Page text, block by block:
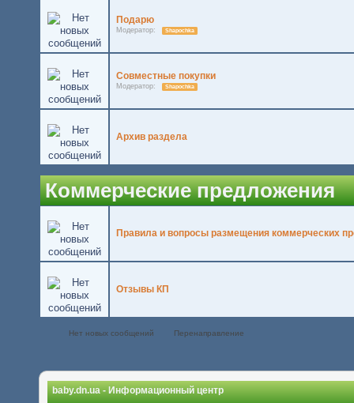
Подарю
Модератор: Shapochka
Совместные покупки
Модератор: Shapochka
Архив раздела
Коммерческие предложения
Правила и вопросы размещения коммерческих
Отзывы КП
Нет новых сообщений Перенаправление
baby.dn.ua - Информационный центр